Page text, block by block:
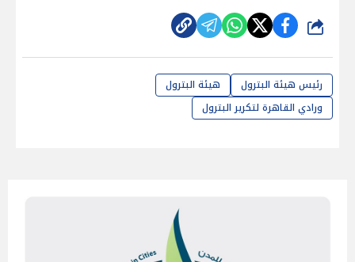
شارك
رئيس هيئة البترول
هيئة البترول
ورادي القاهرة لتكرير البترول